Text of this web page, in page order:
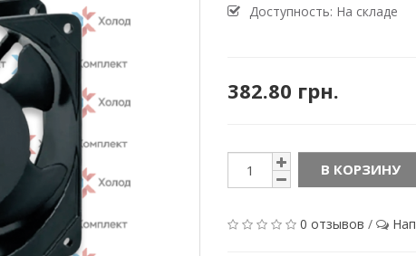
Доступность: На складе
382.80 грн.
В КОРЗИНУ
0 отзывов /